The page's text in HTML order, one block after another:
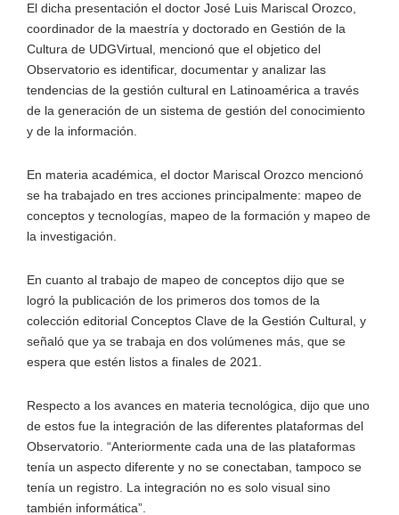
El dicha presentación el doctor José Luis Mariscal Orozco,
coordinador de la maestría y doctorado en Gestión de la
Cultura de UDGVirtual, mencionó que el objetico del
Observatorio es identificar, documentar y analizar las
tendencias de la gestión cultural en Latinoamérica a través
de la generación de un sistema de gestión del conocimiento
y de la información.
En materia académica, el doctor Mariscal Orozco mencionó
se ha trabajado en tres acciones principalmente: mapeo de
conceptos y tecnologías, mapeo de la formación y mapeo de
la investigación.
En cuanto al trabajo de mapeo de conceptos dijo que se
logró la publicación de los primeros dos tomos de la
colección editorial Conceptos Clave de la Gestión Cultural, y
señaló que ya se trabaja en dos volúmenes más, que se
espera que estén listos a finales de 2021.
Respecto a los avances en materia tecnológica, dijo que uno
de estos fue la integración de las diferentes plataformas del
Observatorio. “Anteriormente cada una de las plataformas
tenía un aspecto diferente y no se conectaban, tampoco se
tenía un registro. La integración no es solo visual sino
también informática”.